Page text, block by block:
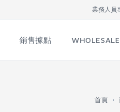
業務人員
銷售據點 WHOLESALE
首頁